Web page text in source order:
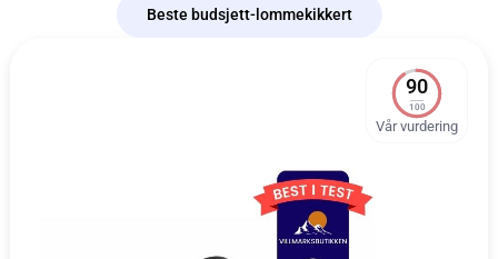
Beste budsjett-lommekikkert
90
100
Vår vurdering